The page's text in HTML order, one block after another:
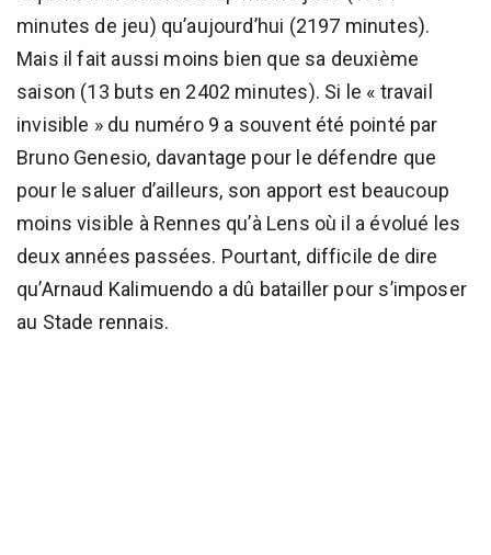
minutes de jeu) qu’aujourd’hui (2197 minutes).
Mais il fait aussi moins bien que sa deuxième
saison (13 buts en 2402 minutes). Si le « travail
invisible » du numéro 9 a souvent été pointé par
Bruno Genesio, davantage pour le défendre que
pour le saluer d’ailleurs, son apport est beaucoup
moins visible à Rennes qu’à Lens où il a évolué les
deux années passées. Pourtant, difficile de dire
qu’Arnaud Kalimuendo a dû batailler pour s’imposer
au Stade rennais.